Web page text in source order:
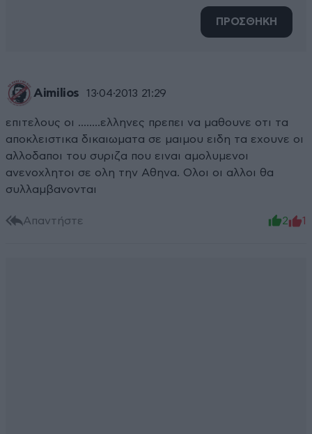
ΠΡΟΣΘΗΚΗ
Aimilios 13·04·2013 21:29
επιτελους οι ........ελληνες πρεπει να μαθουνε οτι τα
αποκλειστικα δικαιωματα σε μαιμου ειδη τα εχουνε οι
αλλοδαποι του συριζα που ειναι αμολυμενοι
ανενοχλητοι σε ολη την Αθηνα. Ολοι οι αλλοι θα
συλλαμβανονται
Απαντήστε 2 1